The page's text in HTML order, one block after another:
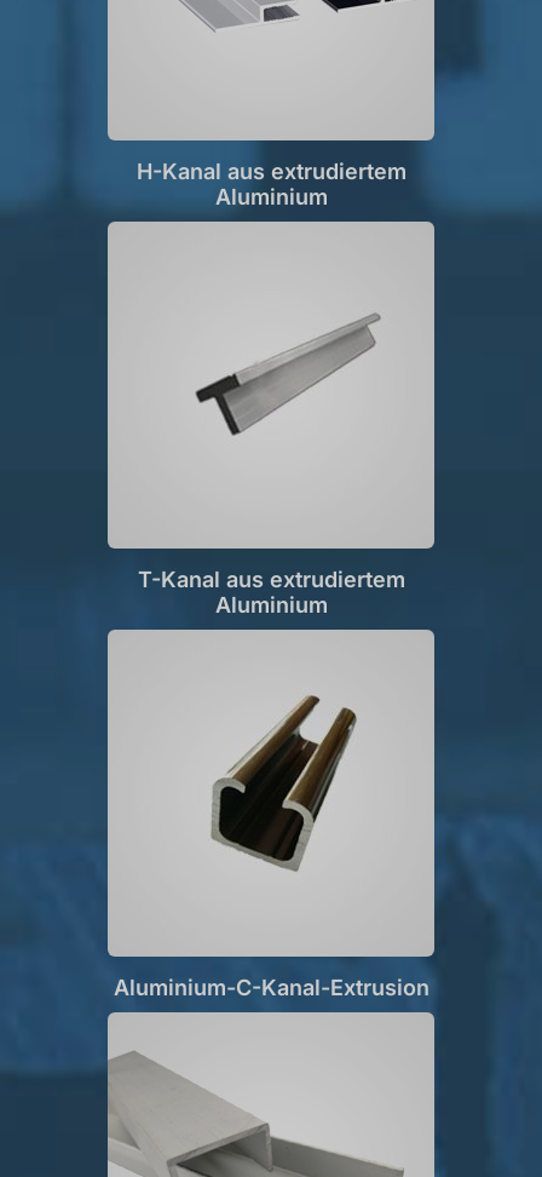
H-Kanal aus extrudiertem
Aluminium
T-Kanal aus extrudiertem
Aluminium
Aluminium-C-Kanal-Extrusion